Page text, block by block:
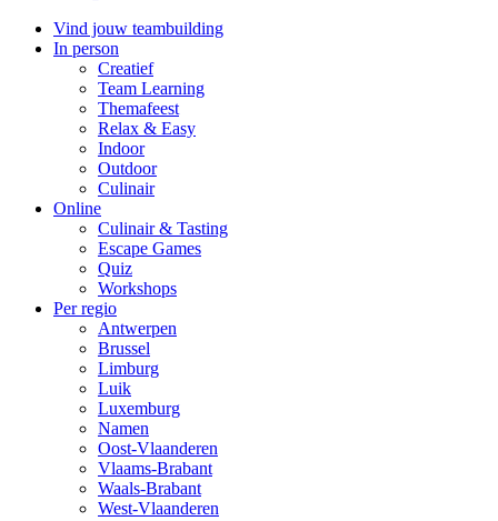
Vind jouw teambuilding
In person
Creatief
Team Learning
Themafeest
Relax & Easy
Indoor
Outdoor
Culinair
Online
Culinair & Tasting
Escape Games
Quiz
Workshops
Per regio
Antwerpen
Brussel
Limburg
Luik
Luxemburg
Namen
Oost-Vlaanderen
Vlaams-Brabant
Waals-Brabant
West-Vlaanderen